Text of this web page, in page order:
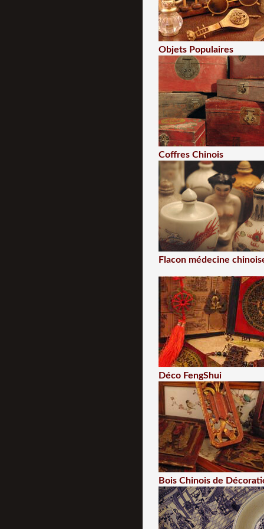
Objets Populaires
Coffres Chinois
Flacon médecine
Déco FengShui
Bois Chinois de